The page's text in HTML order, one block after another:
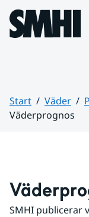
Hoppa till sidans
Start Väder
Väderprognos
SMHI publicerar